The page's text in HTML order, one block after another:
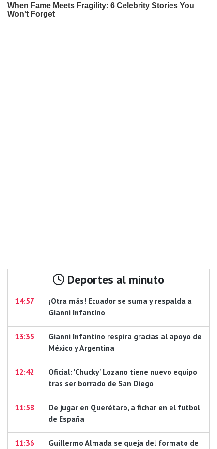
Deportes al minuto
14:57
¡Otra más! Ecuador se suma y respalda a
Gianni Infantino
13:35
Gianni Infantino respira gracias al apoyo de
México y Argentina
12:42
Oficial: 'Chucky' Lozano tiene nuevo equipo
tras ser borrado de San Diego
11:58
De jugar en Querétaro, a fichar en el futbol
de España
11:36 Guillermo Almada se queja del formato de